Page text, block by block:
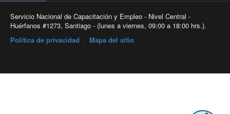
Servicio Nacional de Capacitación y Empleo - Nivel Central -
Huérfanos #1273, Santiago - (lunes a viernes, 09:00 a 18:00 hrs.).
Política de privacidad
Mapa del sitio